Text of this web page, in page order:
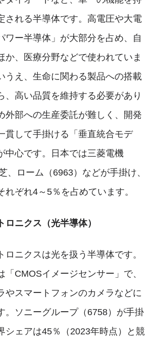
される半導体です。高電圧や大電
ワー半導体」が大部分を占め、自
か、医療分野などで使われていま
うえ、生命に関わる製品への搭載
、高い品質を維持する必要があり
外部への生産委託が難しく、開発
貫して手掛ける「垂直統合モデ
中心です。日本では三菱電機
、ローム（6963）などが手掛け、
れぞれ4～5％を占めています。
ロニクス（光半導体）
ロニクスは光を扱う半導体です。
「CMOSイメージセンサー」で、
やスマートフォンのカメラなどに
。ソニーグループ（6758）が手掛
シェアは45％（2023年時点）と競